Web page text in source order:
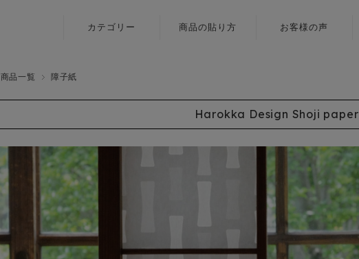
カテゴリー
〈エルト〉
ふすま用
リメイクシール
〈伝統色〉
ふすま用
リメイクシール
商品の貼り方
ふすま用
リメイクシール
お客様の声
商品一覧 障子紙
Harokka Design Shoji paper